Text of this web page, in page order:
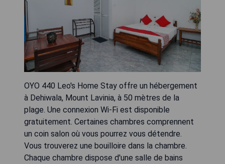
OYO 440 Leo's Home Stay offre un hébergement
à Dehiwala, Mount Lavinia, à 50 mètres de la
plage. Une connexion Wi-Fi est disponible
gratuitement. Certaines chambres comprennent
un coin salon où vous pourrez vous détendre.
Vous trouverez une bouilloire dans la chambre.
Chaque chambre dispose d'une salle de bains